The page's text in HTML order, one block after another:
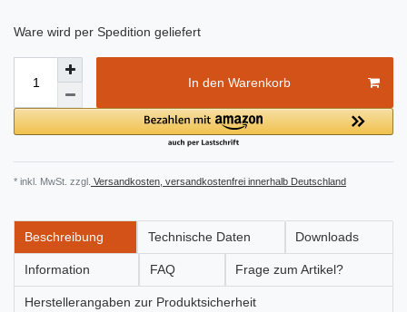
Ware wird per Spedition geliefert
In den Warenkorb
* inkl. MwSt. zzgl. Versandkosten, versandkostenfrei innerhalb Deutschland
Beschreibung Technische Daten Downloads
Information FAQ Frage zum Artikel?
Herstellerangaben zur Produktsicherheit